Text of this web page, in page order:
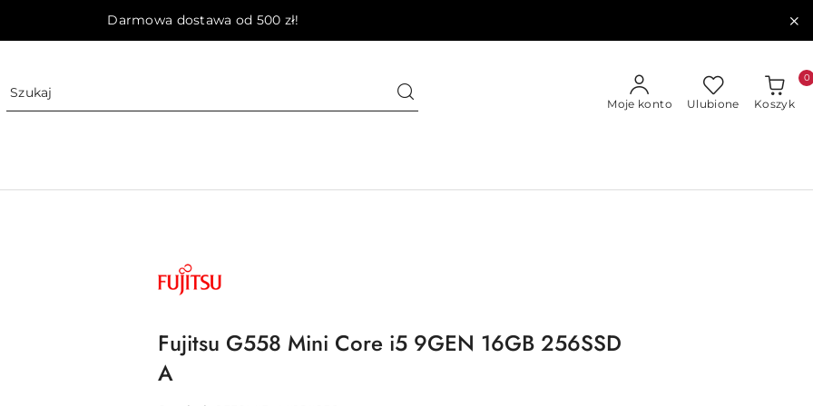
Darmowa dostawa od 500 zł!
Moje konto Ulubione Koszyk
0
PRODUCENTA:
FUJITSU
Fujitsu G558 Mini Core i5 9GEN 16GB 256SSD
A